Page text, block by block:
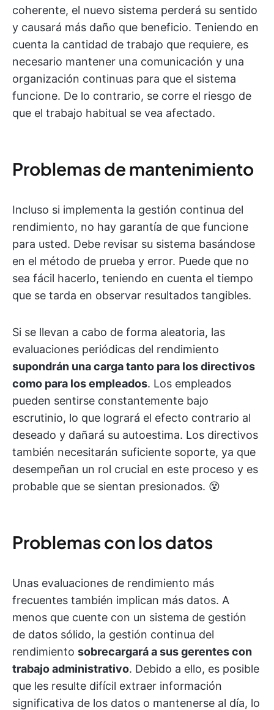
coherente, el nuevo sistema perderá su sentido
y causará más daño que beneficio. Teniendo en
cuenta la cantidad de trabajo que requiere, es
necesario mantener una comunicación y una
organización continuas para que el sistema
funcione. De lo contrario, se corre el riesgo de
que el trabajo habitual se vea afectado.
Problemas de mantenimiento
Incluso si implementa la gestión continua del
rendimiento, no hay garantía de que funcione
para usted. Debe revisar su sistema basándose
en el método de prueba y error. Puede que no
sea fácil hacerlo, teniendo en cuenta el tiempo
que se tarda en observar resultados tangibles.
Si se llevan a cabo de forma aleatoria, las
evaluaciones periódicas del rendimiento
supondrán una carga tanto para los directivos
como para los empleados. Los empleados
pueden sentirse constantemente bajo
escrutinio, lo que logrará el efecto contrario al
deseado y dañará su autoestima. Los directivos
también necesitarán suficiente soporte, ya que
desempeñan un rol crucial en este proceso y es
probable que se sientan presionados. 😵
Problemas con los datos
Unas evaluaciones de rendimiento más
frecuentes también implican más datos. A
menos que cuente con un sistema de gestión
de datos sólido, la gestión continua del
rendimiento sobrecargará a sus gerentes con
trabajo administrativo. Debido a ello, es posible
que les resulte difícil extraer información
significativa de los datos o mantenerse al día, lo